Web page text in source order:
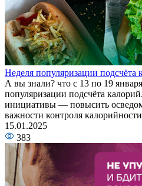
Неделя популяризации подсчёта
А вы знали? что с 13 по 19
популяризации подсчёта
инициативы — повысить
важности контроля
15.01.2025
383